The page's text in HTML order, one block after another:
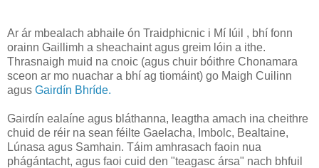
Ar ár mbealach abhaile ón Traidphicnic i Mí Iúil , bhí fonn
orainn Gaillimh a sheachaint agus greim lóin a ithe.
Thrasnaigh muid na cnoic (agus chuir bóithre Chonamara
sceon ar mo nuachar a bhí ag tiomáint) go Maigh Cuilinn
agus Gairdín Bhríde.
Gairdín ealaíne agus bláthanna, leagtha amach ina cheithre
chuid de réir na sean féilte Gaelacha, Imbolc, Bealtaine,
Lúnasa agus Samhain. Táim amhrasach faoin nua
phágántacht, agus faoi cuid den "teagasc ársa" nach bhfuil